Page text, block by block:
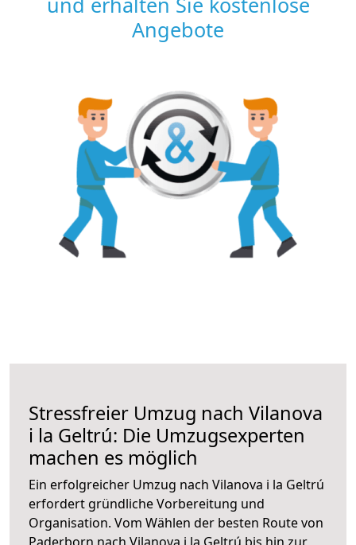
Angebote
Stressfreier Umzug nach Vilanova
i la Geltrú: Die Umzugsexperten
machen es möglich
Ein erfolgreicher Umzug nach Vilanova i la Geltrú
erfordert gründliche Vorbereitung und
Organisation. Vom Wählen der besten Route von